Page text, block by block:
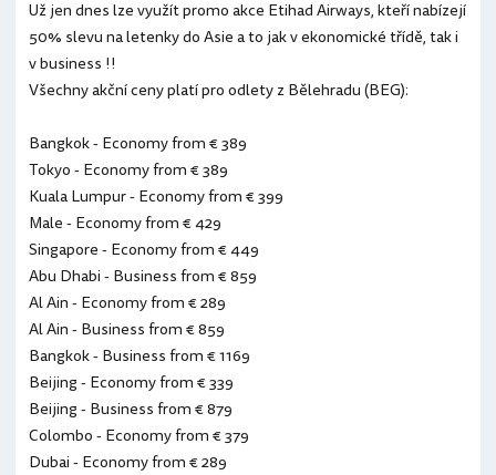
Už jen dnes lze využít promo akce Etihad Airways, kteří nabízejí
50% slevu na letenky do Asie a to jak v ekonomické třídě, tak i
v business !!
Všechny akční ceny platí pro odlety z Bělehradu (BEG):
Bangkok - Economy from € 389
Tokyo - Economy from € 389
Kuala Lumpur - Economy from € 399
Male - Economy from € 429
Singapore - Economy from € 449
Abu Dhabi - Business from € 859
Al Ain - Economy from € 289
Al Ain - Business from € 859
Bangkok - Business from € 1169
Beijing - Economy from € 339
Beijing - Business from € 879
Colombo - Economy from € 379
Dubai - Economy from € 289